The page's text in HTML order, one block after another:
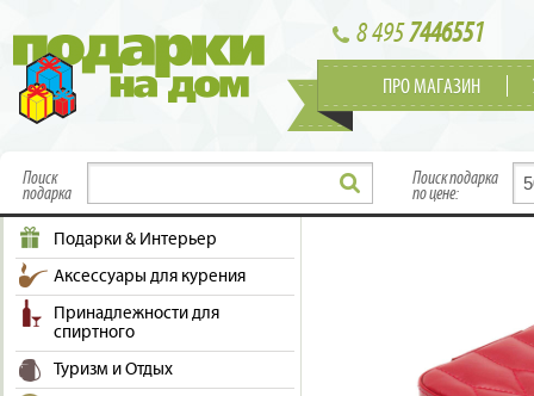
8 4957446551
ПРО МАГАЗИН
Поиск
подарка
Поиск подарка
по цене:
Подарки & Интерьер
Аксессуары для курения
Принадлежности для
спиртного
Туризм и Отдых